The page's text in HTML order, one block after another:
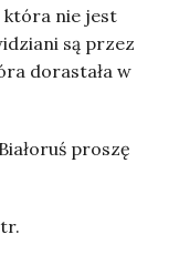
która nie jest
są przez
dorastała w
proszę